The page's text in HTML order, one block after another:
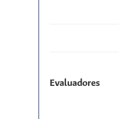
Evaluadores